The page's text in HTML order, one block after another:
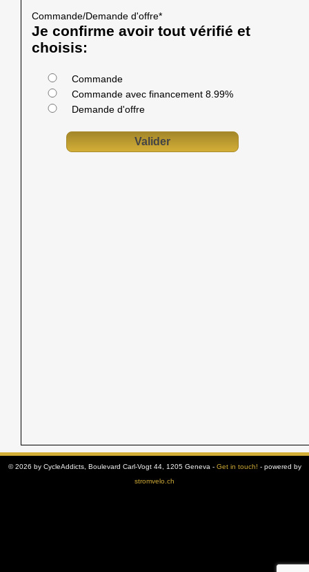
Commande/Demande d'offre*
Je confirme avoir tout vérifié et
choisis:
Commande
Commande avec financement 8.99%
Demande d'offre
© 2026 by CycleAddicts, Boulevard Carl-Vogt 44, 1205 Geneva - Get in touch! - powered by
stromvelo.ch